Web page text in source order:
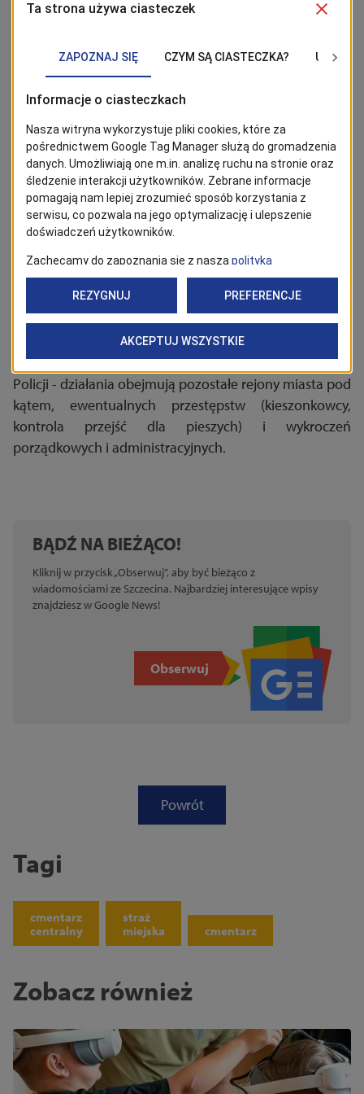
zakresie wspomagania policji w nadzorze i kontroli
obrębach skrzyżowań, na przejściach dla pieszych,
wszelkich innych miejscach, w których zaparkowane
pojazdy stanowić będą utrudnienia i zagrożenia dla
innych uczestników ruchu).
2. Współpraca z pracownikami ZUK-u pod kątem
ewentualnych nieprawidłowości w zakresie
prowadzenia handlu w rejonie cmentarzy
dyspozycji dyżurnych SM - ich działania obejmują
pozostałe rejony miasta pod kątem wykroczeń
porządkowych i administracyjnych.
4. Działania patroli interwencyjnych Straży Miejskiej i
Policji - działania obejmują pozostałe rejony miasta pod
kątem, ewentualnych przestępstw (kieszonkowcy,
kontrola przejść dla pieszych) i wykroczeń
porządkowych i administracyjnych.
BĄDŹ NA BIEŻĄCO!
Kliknij w przycisk „Obserwuj”, aby być bieżąco z
wiadomościami ze Szczecina. Najbardziej interesujące wpisy
znajdziesz w Google News!
Obserwuj
Powrót
Tagi
cmentarz
centralny
straż
miejska
cmentarz
Zobacz również